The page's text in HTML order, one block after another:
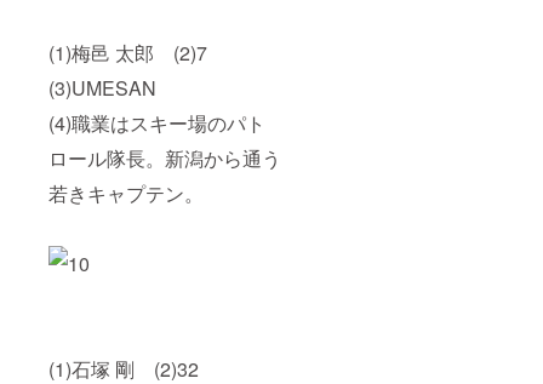
(1)梅邑 太郎 (2)7
(3)UMESAN
(4)職業はスキー場のパト
ロール隊長。新潟から通う
若きキャプテン。
(1)石塚 剛 (2)32